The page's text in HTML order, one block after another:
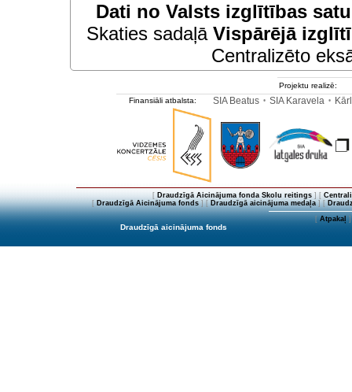
Dati no Valsts izglītības
Skaties sadaļā Vispārējā
Centralizēto
Projektu realizē:
Finansiāli atbalsta:
SIA Beatus • SIA Karavela •
[ Draudzīgā Aicinājuma fonda Skolu reitings] [
[Draudzīgā Aicinājuma fonds] [Draudzīgā aicinājuma medaļa] [
[Atpakaļ]
Draudzīgā aicinājuma fonds